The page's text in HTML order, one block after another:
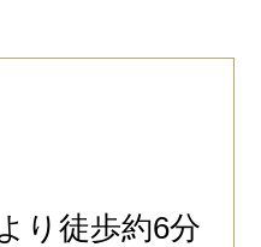
り徒歩約6分